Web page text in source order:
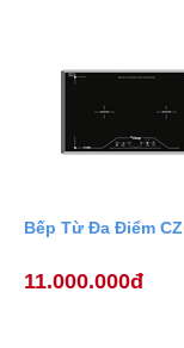
Bếp Từ Đa Điểm CZ
11.000.000đ